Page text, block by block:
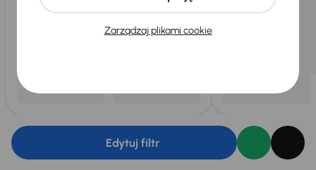
Edytuj filtr
Zarządzaj plikami cookie